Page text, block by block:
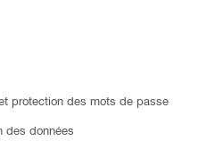
protection des mots de passe
des données